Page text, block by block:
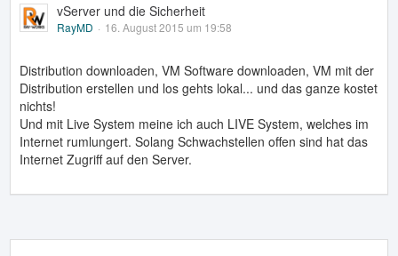
vServer und die Sicherheit
RayMD 16. August 2015 um 19:58
Distribution downloaden, VM Software downloaden, VM mit der
Distribution erstellen und los gehts lokal... und das ganze kostet
nichts!
Und mit Live System meine ich auch LIVE System, welches im
Internet rumlungert. Solang Schwachstellen offen sind hat das
Internet Zugriff auf den Server.